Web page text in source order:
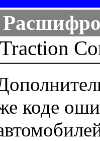
Traction
коде